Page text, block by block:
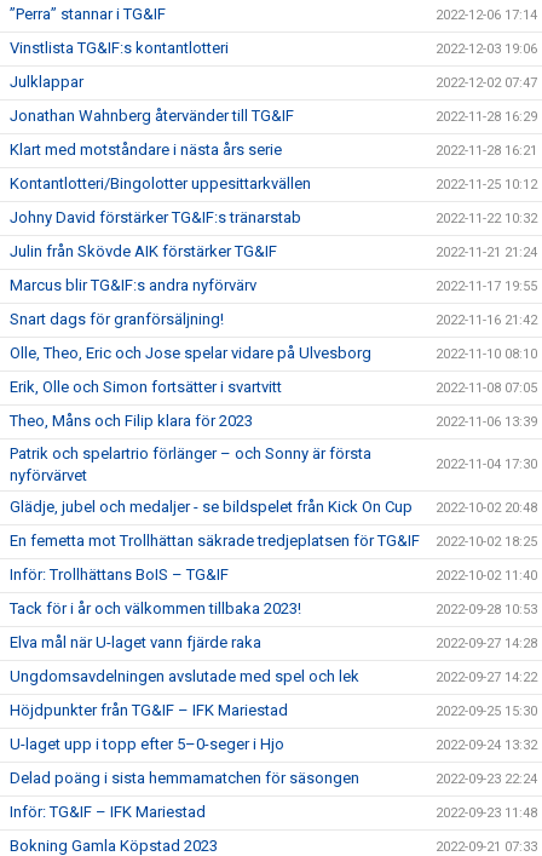
”Perra” stannar i TG&IF 2022-12-06 17:14
Vinstlista TG&IF:s kontantlotteri 2022-12-03 19:06
Julklappar 2022-12-02 07:47
Jonathan Wahnberg återvänder till TG&IF 2022-11-28 16:29
Klart med motståndare i nästa års serie 2022-11-28 16:21
Kontantlotteri/Bingolotter uppesittarkvällen 2022-11-25 10:12
Johny David förstärker TG&IF:s tränarstab 2022-11-22 10:32
Julin från Skövde AIK förstärker TG&IF 2022-11-21 21:24
Marcus blir TG&IF:s andra nyförvärv 2022-11-17 19:55
Snart dags för granförsäljning! 2022-11-16 21:42
Olle, Theo, Eric och Jose spelar vidare på Ulvesborg 2022-11-10 08:10
Erik, Olle och Simon fortsätter i svartvitt 2022-11-08 07:05
Theo, Måns och Filip klara för 2023 2022-11-06 13:39
Patrik och spelartrio förlänger – och Sonny är första
nyförvärvet
2022-11-04 17:30
Glädje, jubel och medaljer - se bildspelet från Kick On Cup 2022-10-02 20:48
En femetta mot Trollhättan säkrade tredjeplatsen för TG&IF 2022-10-02 18:25
Inför: Trollhättans BoIS – TG&IF 2022-10-02 11:40
Tack för i år och välkommen tillbaka 2023! 2022-09-28 10:53
Elva mål när U-laget vann fjärde raka 2022-09-27 14:28
Ungdomsavdelningen avslutade med spel och lek 2022-09-27 14:22
Höjdpunkter från TG&IF – IFK Mariestad 2022-09-25 15:30
U-laget upp i topp efter 5–0-seger i Hjo 2022-09-24 13:32
Delad poäng i sista hemmamatchen för säsongen 2022-09-23 22:24
Inför: TG&IF – IFK Mariestad 2022-09-23 11:48
Bokning Gamla Köpstad 2023 2022-09-21 07:33